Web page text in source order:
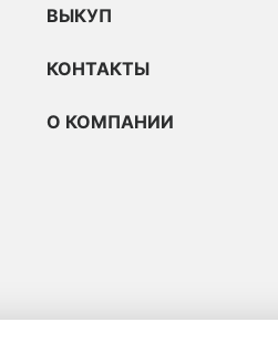
ВЫКУП
КОНТАКТЫ
О КОМПАНИИ